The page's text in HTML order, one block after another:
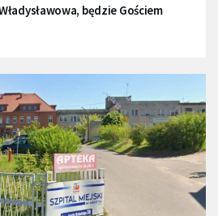
będzie Gościem